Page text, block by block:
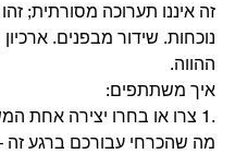
זה איננו תערוכה מסורתית;
נוכחות. שידור מבפנים.
ההווה.
איך משתתפים:
.1 צרו או בחרו יצירה אחת
מה שהכרחי עבורכם ברגע זה